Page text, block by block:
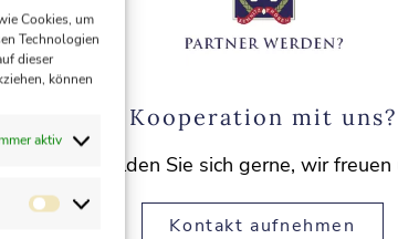
Cookies, um
Technologien
dieser
können
aktiv
Kooperation mit uns?
Melden Sie sich gerne, wir freuen
Kontakt aufnehmen